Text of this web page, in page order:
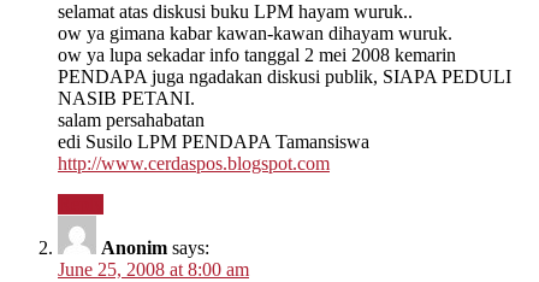
selamat atas diskusi buku LPM hayam wuruk..
ow ya gimana kabar kawan-kawan dihayam wuruk.
ow ya lupa sekadar info tanggal 2 mei 2008 kemarin
PENDAPA juga ngadakan diskusi publik, SIAPA PEDULI
NASIB PETANI.
salam persahabatan
edi Susilo LPM PENDAPA Tamansiswa
http://www.cerdaspos.blogspot.com
Anonim says:
June 25, 2008 at 8:00 am